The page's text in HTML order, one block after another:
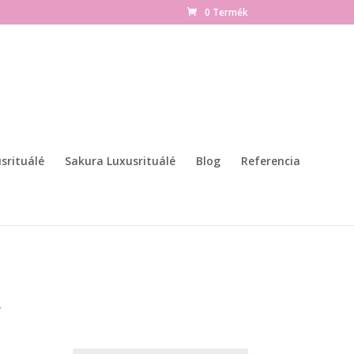
0 Termék
Sakura Luxusrituálé Blog Referencia